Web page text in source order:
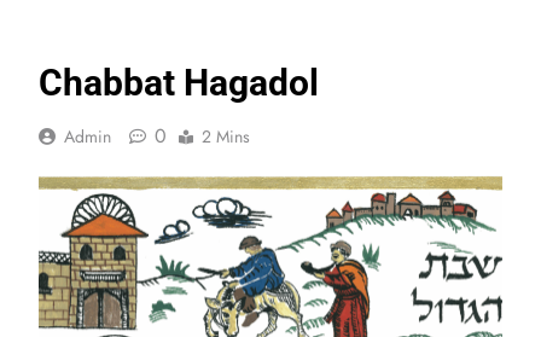
Chabbat Hagadol
Admin 0 2 Mins